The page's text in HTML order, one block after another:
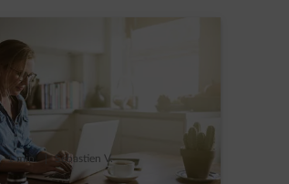
1 min. | Sébastien V.